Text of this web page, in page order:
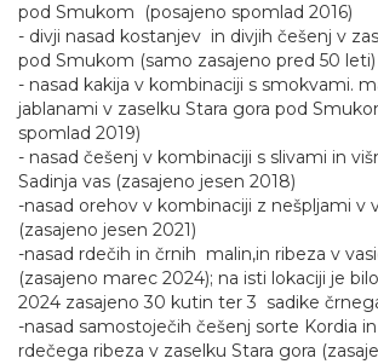
pod Smukom (posajeno spomlad 2016)
- divji nasad kostanjev in divjih češenj v
pod Smukom (samo zasajeno pred 50 leti)
- nasad kakija v kombinaciji s smokvami.
jablanami v zaselku Stara gora pod
spomlad 2019)
- nasad češenj v kombinaciji s slivami in
Sadinja vas (zasajeno jesen 2018)
-nasad orehov v kombinaciji z nešpljami v
(zasajeno jesen 2021)
-nasad rdečih in črnih malin,in ribeza v
(zasajeno marec 2024); na isti lokaciji je
2024 zasajeno 30 kutin ter 3 sadike
-nasad samostoječih češenj sorte Kordia
rdečega ribeza v zaselku Stara gora